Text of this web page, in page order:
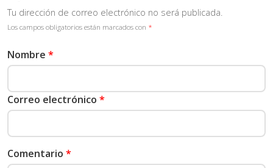
Tu dirección de correo electrónico no será publicada.
Los campos obligatorios están marcados con *
Nombre *
Correo electrónico *
Comentario *